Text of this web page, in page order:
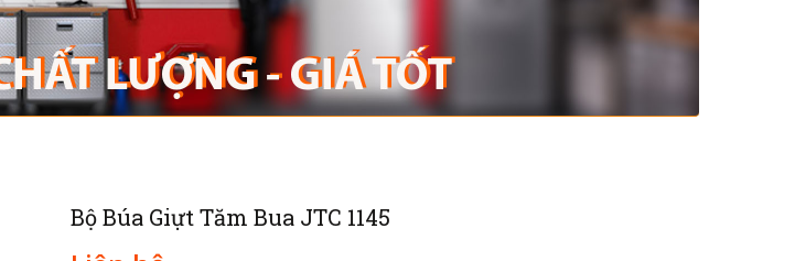
Bộ Búa Giựt Tăm Bua JTC 1145